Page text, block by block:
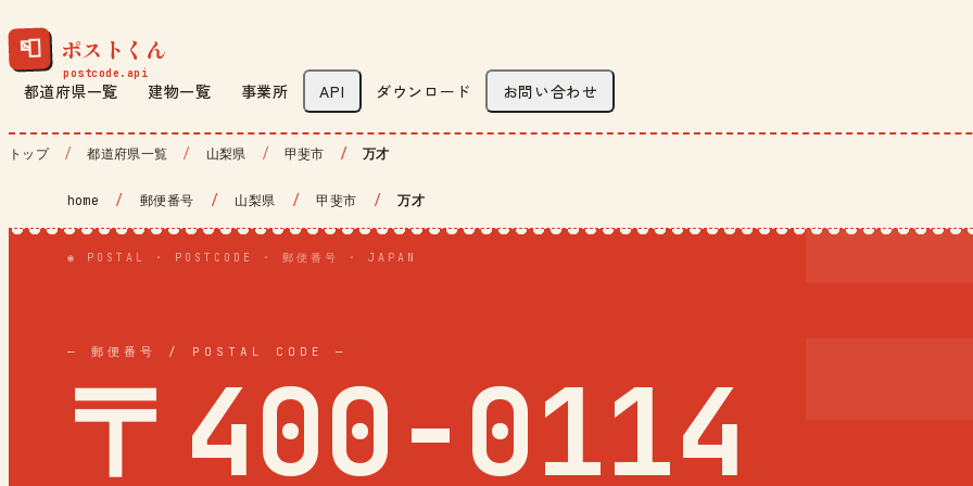
📮 ポストくん
都道府県一覧 建物一覧 事業所 API ダウンロード お問い合わせ
トップ 都道府県一覧 山梨県 甲斐市 万才
home / 郵便番号 / 山梨県 / 甲斐市 / 万才
◉ POSTAL · POSTCODE · 郵便番号 · JAPAN
— 郵便番号 / POSTAL CODE —
〒400-0114